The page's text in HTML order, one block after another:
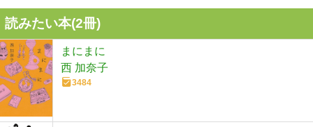
読みたい本(2冊)
まにまに
西 加奈子
3484